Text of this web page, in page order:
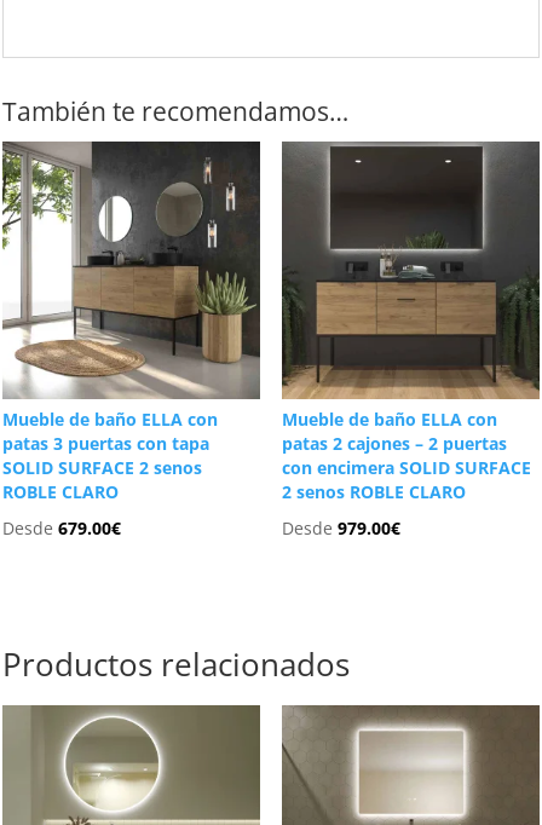
También te recomendamos…
Mueble de baño ELLA con
patas 3 puertas con tapa
SOLID SURFACE 2 senos
ROBLE CLARO
Desde679.00€
Mueble de baño ELLA con
patas 2 cajones – 2 puertas
con encimera SOLID SURFACE
2 senos ROBLE CLARO
Desde 979.00€
Productos relacionados